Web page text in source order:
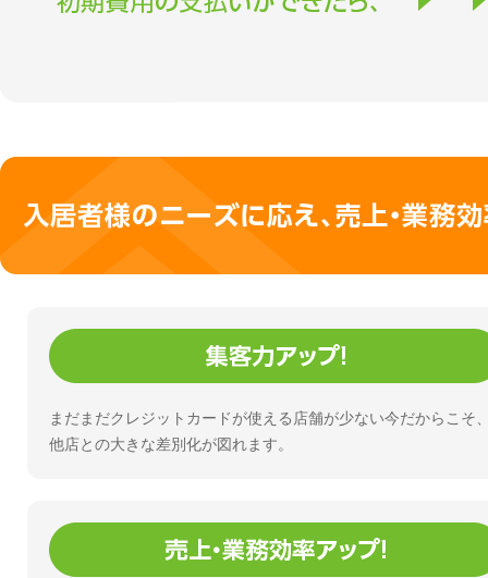
まだまだクレジットカードが使える店舗が少ない今だからこそ
他店との大きな差別化が図れます。